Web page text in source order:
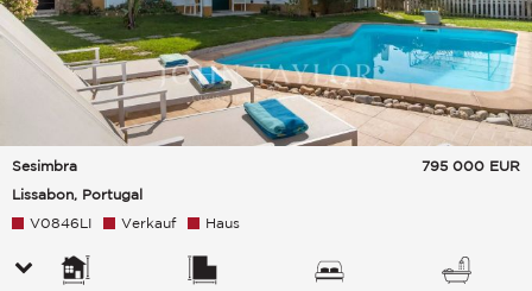
Sesimbra
Lissabon, Portugal
795 000 EUR
V0846LI Verkauf Haus